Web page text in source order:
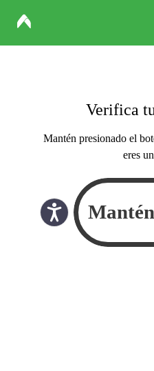
Verifica
Mantén presionado el
eres